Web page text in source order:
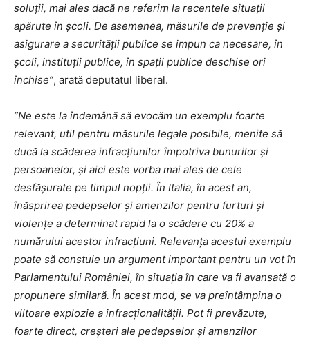
soluții, mai ales dacă ne referim la recentele situații
apărute în școli. De asemenea, măsurile de prevenție și
asigurare a securității publice se impun ca necesare, în
școli, instituții publice, în spații publice deschise ori
închise”, arată deputatul liberal.
”Ne este la îndemână să evocăm un exemplu foarte
relevant, util pentru măsurile legale posibile, menite să
ducă la scăderea infracțiunilor împotriva bunurilor și
persoanelor, și aici este vorba mai ales de cele
desfășurate pe timpul nopții. În Italia, în acest an,
înăsprirea pedepselor și amenzilor pentru furturi și
violențe a determinat rapid la o scădere cu 20% a
numărului acestor infracțiuni. Relevanța acestui exemplu
poate să constuie un argument important pentru un vot în
Parlamentului României, în situația în care va fi avansată o
propunere similară. În acest mod, se va preîntâmpina o
viitoare explozie a infracționalității. Pot fi prevăzute,
foarte direct, creșteri ale pedepselor și amenzilor